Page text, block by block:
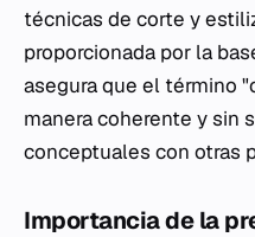
técnicas de corte y
proporcionada por la
asegura que el término
manera coherente y sin
conceptuales con otras
Importancia de la